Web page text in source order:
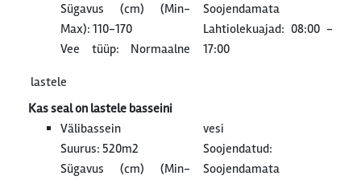
Sügavus (cm) (Min-
Max): 110-170
Vee tüüp: Normaalne
Soojendamata
Lahtiolekuajad: 08:00 -
17:00
lastele
Kas seal on lastele basseini
Välibassein
Suurus: 520m2
Sügavus (cm) (Min-
vesi
Soojendatud:
Soojendamata